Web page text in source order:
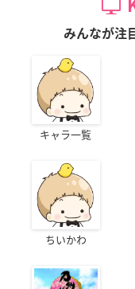
みんなが注
キャラ一覧
ちいかわ